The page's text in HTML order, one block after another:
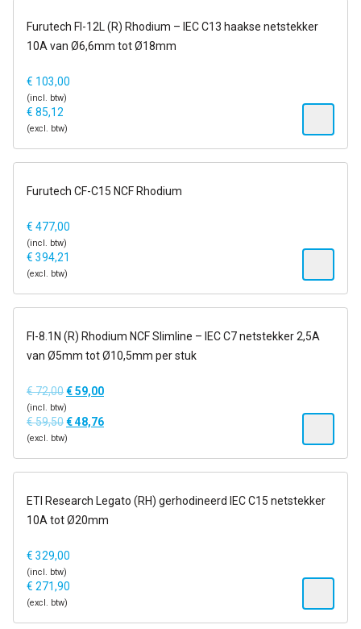
op voorraad
Furutech FI-12L (R) Rhodium – IEC C13 haakse netstekker
10A van Ø6,6mm tot Ø18mm
€ 103,00
(incl. btw)
€ 85,12
(excl. btw)
op voorraad
Furutech CF-C15 NCF Rhodium
€ 477,00
(incl. btw)
€ 394,21
(excl. btw)
op voorraad
FI-8.1N (R) Rhodium NCF Slimline – IEC C7 netstekker 2,5A
van Ø5mm tot Ø10,5mm per stuk
€72,00€59,00
(incl. btw)
€59,50€48,76
(excl. btw)
1-2 dagen
ETI Research Legato (RH) gerhodineerd IEC C15 netstekker
10A tot Ø20mm
€ 329,00
(incl. btw)
€ 271,90
(excl. btw)